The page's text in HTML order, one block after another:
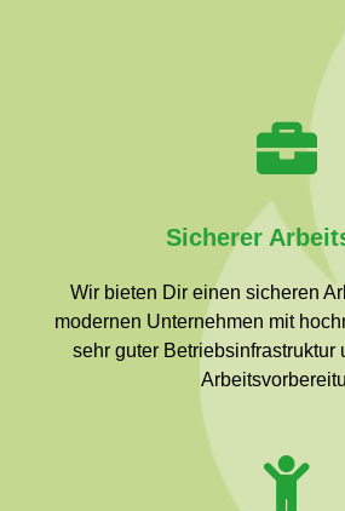
Sicherer
Wir bieten Dir einen sicheren
modernen Unternehmen mit
sehr guter Betriebsinfrastruktur